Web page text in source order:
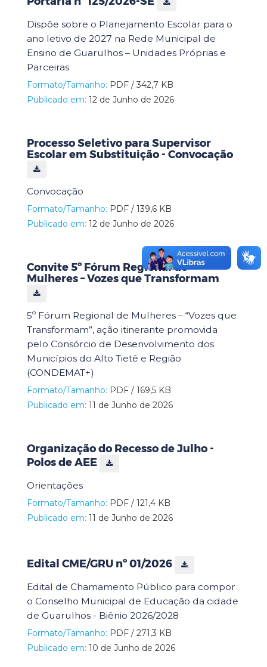
Dispõe sobre o Planejamento Escolar para o
ano letivo de 2027 na Rede Municipal de
Ensino de Guarulhos – Unidades Próprias e
Parceiras
Formato/Tamanho: PDF / 342,7 KB
Publicado em: 12 de Junho de 2026
Processo Seletivo para Supervisor
Escolar em Substituição - Convocação
Convocação
Formato/Tamanho: PDF / 139,6 KB
Publicado em: 12 de Junho de 2026
Convite 5º Fórum Regional de
Mulheres – Vozes que Transformam
5º Fórum Regional de Mulheres – “Vozes que
Transformam”, ação itinerante promovida
pelo Consórcio de Desenvolvimento dos
Municípios do Alto Tietê e Região
(CONDEMAT+)
Formato/Tamanho: PDF / 169,5 KB
Publicado em: 11 de Junho de 2026
Organização do Recesso de Julho -
Polos de AEE
Orientações
Formato/Tamanho: PDF / 121,4 KB
Publicado em: 11 de Junho de 2026
Edital CME/GRU nº 01/2026
Edital de Chamamento Público para compor
o Conselho Municipal de Educação da cidade
de Guarulhos - Biênio 2026/2028
Formato/Tamanho: PDF / 271,3 KB
Publicado em: 10 de Junho de 2026